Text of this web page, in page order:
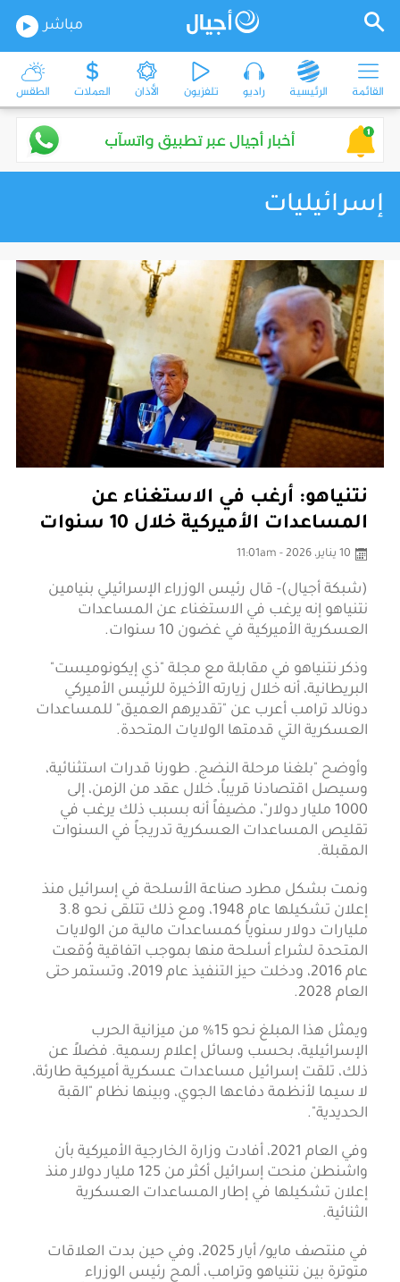
مباشر
القائمة الرئيسية راديو تلفزيون الأذان العملات الطقس
إسرائيليات
نتنياهو: أرغب في الاستغناء عن
المساعدات الأميركية خلال 10 سنوات
10 يناير، 2026 - 11:01am
(شبكة أجيال)- قال رئيس الوزراء الإسرائيلي بنيامين
نتنياهو إنه يرغب في الاستغناء عن المساعدات
العسكرية الأميركية في غضون 10 سنوات.
وذكر نتنياهو في مقابلة مع مجلة "ذي إيكونوميست"
البريطانية، أنه خلال زيارته الأخيرة للرئيس الأميركي
دونالد ترامب أعرب عن "تقديرهم العميق" للمساعدات
العسكرية التي قدمتها الولايات المتحدة.
وأوضح "بلغنا مرحلة النضج. طورنا قدرات استثنائية،
وسيصل اقتصادنا قريباً، خلال عقد من الزمن، إلى
1000 مليار دولار"، مضيفاً أنه بسبب ذلك يرغب في
تقليص المساعدات العسكرية تدريجاً في السنوات
المقبلة.
ونمت بشكل مطرد صناعة الأسلحة في إسرائيل منذ
إعلان تشكيلها عام 1948، ومع ذلك تتلقى نحو 3.8
مليارات دولار سنوياً كمساعدات مالية من الولايات
المتحدة لشراء أسلحة منها بموجب اتفاقية وُقعت
عام 2016، ودخلت حيز التنفيذ عام 2019، وتستمر حتى
العام 2028.
ويمثل هذا المبلغ نحو 15% من ميزانية الحرب
الإسرائيلية، بحسب وسائل إعلام رسمية. فضلاً عن
ذلك، تلقت إسرائيل مساعدات عسكرية أميركية طارئة،
لا سيما لأنظمة دفاعها الجوي، وبينها نظام "القبة
الحديدية".
وفي العام 2021، أفادت وزارة الخارجية الأميركية بأن
واشنطن منحت إسرائيل أكثر من 125 مليار دولار منذ
إعلان تشكيلها في إطار المساعدات العسكرية
الثنائية.
في منتصف مايو/ أيار 2025، وفي حين بدت العلاقات
متوترة بين نتنياهو وترامب، ألمح رئيس الوزراء